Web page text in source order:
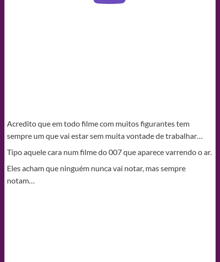
Acredito que em todo filme com muitos figurantes tem
sempre um que vai estar sem muita vontade de trabalhar…
Tipo aquele cara num filme do 007 que aparece varrendo o ar.
Eles acham que ninguém nunca vai notar, mas sempre
notam…